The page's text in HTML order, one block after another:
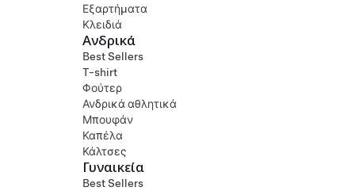
Εξαρτήματα
Κλειδιά
Ανδρικά
Best Sellers
T-shirt
Φούτερ
Ανδρικά αθλητικά
Μπουφάν
Καπέλα
Κάλτσες
Γυναικεία
Best Sellers